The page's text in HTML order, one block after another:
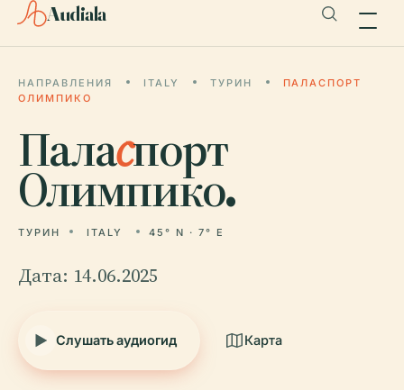
Audiala
НАПРАВЛЕНИЯ ITALY ТУРИН
ПАЛАСПОРТ
ОЛИМПИКО
Паласпорт
Олимпико.
ТУРИН ITALY 45° N · 7° E
Дата: 14.06.2025
Слушать аудиогид Карта